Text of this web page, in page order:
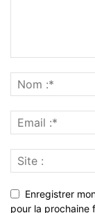
Enregistrer
pour la prochaine